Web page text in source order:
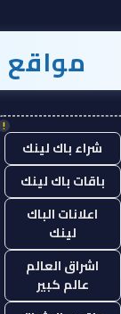
!
شراء باك لينك
باقات باك لينك
اعلانات الباك
لينك
اشراق العالم
عالم كبير